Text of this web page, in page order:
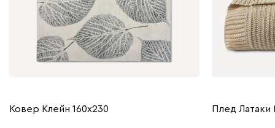
Ковер Клейн 160x230 Плед Латаки